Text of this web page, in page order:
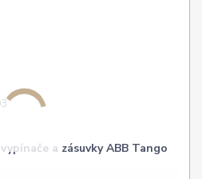
a zásuvky ABB Tango